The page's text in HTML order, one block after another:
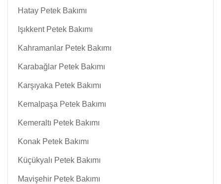
Hatay Petek Bakımı
Işıkkent Petek Bakımı
Kahramanlar Petek Bakımı
Karabağlar Petek Bakımı
Karşıyaka Petek Bakımı
Kemalpaşa Petek Bakımı
Kemeraltı Petek Bakımı
Konak Petek Bakımı
Küçükyalı Petek Bakımı
Mavişehir Petek Bakımı